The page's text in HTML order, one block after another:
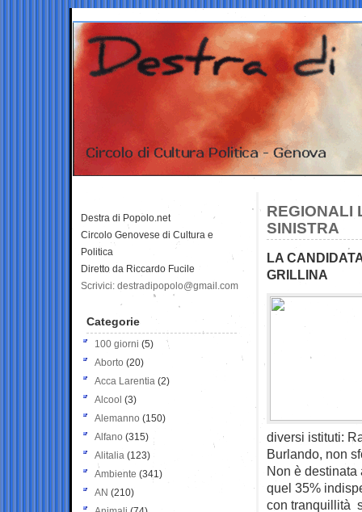
REGIONALI
SINISTRA
LA
GRILLINA
diversi istituti:
Burlando, non
Non è
quel 35%
con tranquillità
Destra di Popolo.net
Circolo Genovese di Cultura e
Politica
Diretto da Riccardo Fucile
Scrivici: destradipopolo@gmail.com
Categorie
100 giorni (5)
Aborto (20)
Acca Larentia (2)
Alcool (3)
Alemanno (150)
Alfano (315)
Alitalia (123)
Ambiente (341)
AN (210)